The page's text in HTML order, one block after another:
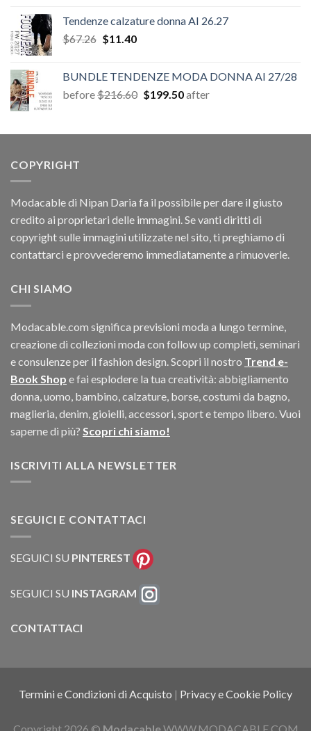
Tendenze calzature donna AI 26.27
$67.26 Il
era:
$67.26.
$11.40Il
è:
$11.40.
BUNDLE TENDENZE MODA DONNA AI 27/28
before$216.60 Il
era:
$199.50Il
è:
after
COPYRIGHT
Modacable di Nipan Daria fa il possibile per dare il giusto
credito ai proprietari delle immagini. Se vanti diritti di
copyright sulle immagini utilizzate nel sito, ti preghiamo di
contattarci e provvederemo immediatamente a rimuoverle.
CHI SIAMO
Modacable.com significa previsioni moda a lungo termine,
creazione di collezioni moda con follow up completi, seminari
e consulenze per il fashion design. Scopri il nostro Trend e-
Book Shop e fai esplodere la tua creatività: abbigliamento
donna, uomo, bambino, calzature, borse, costumi da bagno,
maglieria, denim, gioielli, accessori, sport e tempo libero. Vuoi
saperne di più? Scopri chi siamo!
ISCRIVITI ALLA NEWSLETTER
SEGUICI E CONTATTACI
SEGUICI SU PINTEREST
SEGUICI SU INSTAGRAM
CONTATTACI
Termini e Condizioni di Acquisto | Privacy e Cookie Policy